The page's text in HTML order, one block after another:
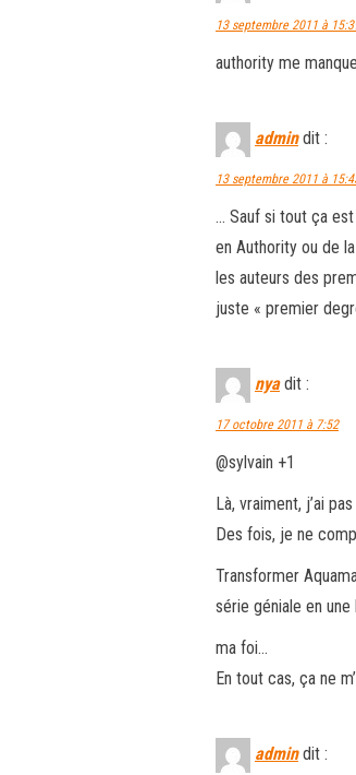
13 septembre 2011 à
authority me
admin dit :
13 septembre 2011 à
… Sauf si tout ça
en Authority ou de
les auteurs des
juste « premier
nya dit :
17 octobre 2011 à 7:52
@sylvain +1
Là, vraiment, j’ai
Des fois, je ne
Transformer
série géniale en
ma foi…
En tout cas, ça ne
admin dit :